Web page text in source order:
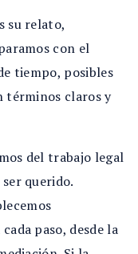
su relato,
con el
tiempo, posibles
términos claros y
del trabajo legal
querido.
paso, desde la